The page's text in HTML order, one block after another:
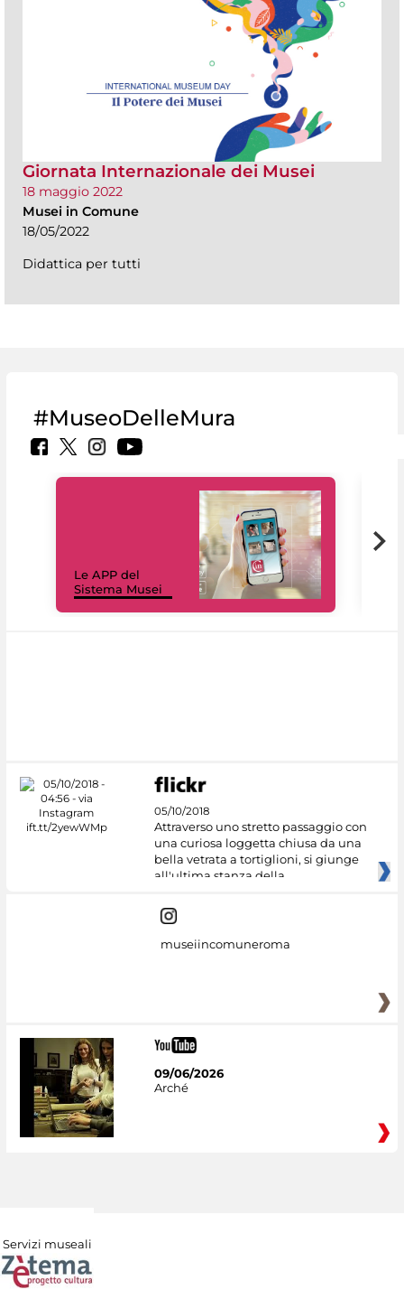
Giornata Internazionale dei Musei
18 maggio 2022
Musei in Comune
18/05/2022
Didattica per tutti
#MuseoDelleMura
Le APP del
Sistema Musei
05/10/2018
Attraverso uno stretto passaggio con
una curiosa loggetta chiusa da una
bella vetrata a tortiglioni, si giunge
all'ultima stanza della
museiincomuneroma
09/06/2026
Arché
Servizi museali